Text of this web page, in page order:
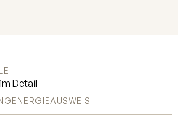
Bäder
Gäste. Im
sich
Detail
ENERGIEAUSWEIS